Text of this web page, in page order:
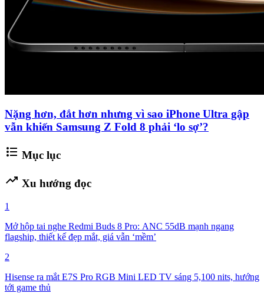
Nặng hơn, đắt hơn nhưng vì sao iPhone Ultra gập
vẫn khiến Samsung Z Fold 8 phải ‘lo sợ’?
format_list_bulleted Mục lục
trending_up Xu hướng đọc
1
Mở hộp tai nghe Redmi Buds 8 Pro: ANC 55dB mạnh ngang
flagship, thiết kế đẹp mắt, giá vẫn ‘mềm’
2
Hisense ra mắt E7S Pro RGB Mini LED TV sáng 5,100 nits, hướng
tới game thủ